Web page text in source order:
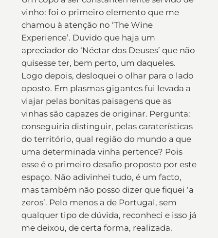
vinho: foi o primeiro elemento que me
chamou à atenção no ‘The Wine
Experience’. Duvido que haja um
apreciador do ‘Néctar dos Deuses’ que não
quisesse ter, bem perto, um daqueles.
Logo depois, desloquei o olhar para o lado
oposto. Em plasmas gigantes fui levada a
viajar pelas bonitas paisagens que as
vinhas são capazes de originar. Pergunta:
conseguiria distinguir, pelas caraterísticas
do território, qual região do mundo a que
uma determinada vinha pertence? Pois
esse é o primeiro desafio proposto por este
espaço. Não adivinhei tudo, é um facto,
mas também não posso dizer que fiquei ‘a
zeros’. Pelo menos a de Portugal, sem
qualquer tipo de dúvida, reconheci e isso já
me deixou, de certa forma, realizada.